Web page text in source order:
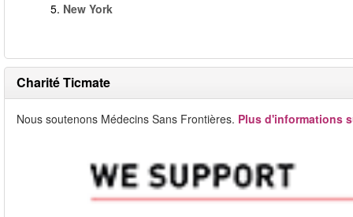
5. New York
Charité Ticmate
Nous soutenons Médecins Sans Frontières. Plus d'informations